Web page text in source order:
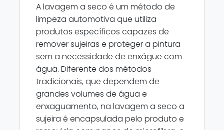
A lavagem a seco é um método de
limpeza automotiva que utiliza
produtos específicos capazes de
remover sujeiras e proteger a pintura
sem a necessidade de enxágue com
água. Diferente dos métodos
tradicionais, que dependem de
grandes volumes de água e
enxaguamento, na lavagem a seco a
sujeira é encapsulada pelo produto e